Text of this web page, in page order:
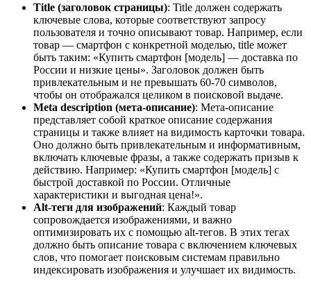
Title (заголовок страницы): Title должен содержать
ключевые слова, которые соответствуют запросу
пользователя и точно описывают товар. Например, если
товар — смартфон с конкретной моделью, title может
быть таким: «Купить смартфон [модель] — доставка по
России и низкие цены». Заголовок должен быть
привлекательным и не превышать 60-70 символов,
чтобы он отображался целиком в поисковой выдаче.
Meta description (мета-описание): Мета-описание
представляет собой краткое описание содержания
страницы и также влияет на видимость карточки товара.
Оно должно быть привлекательным и информативным,
включать ключевые фразы, а также содержать призыв к
действию. Например: «Купить смартфон [модель] с
быстрой доставкой по России. Отличные
характеристики и выгодная цена!».
Alt-теги для изображений: Каждый товар
сопровождается изображениями, и важно
оптимизировать их с помощью alt-тегов. В этих тегах
должно быть описание товара с включением ключевых
слов, что помогает поисковым системам правильно
индексировать изображения и улучшает их видимость.